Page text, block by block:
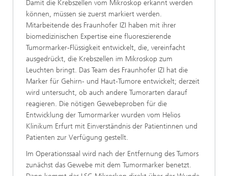
Damit die Krebszellen vom Mikroskop erkannt werden
können, müssen sie zuerst markiert werden.
Mitarbeitende des Fraunhofer IZI haben mit ihrer
biomedizinischen Expertise eine fluoreszierende
Tumormarker-Flüssigkeit entwickelt, die, vereinfacht
ausgedrückt, die Krebszellen im Mikroskop zum
Leuchten bringt. Das Team des Fraunhofer IZI hat die
Marker für Gehirn- und Haut-Tumore entwickelt; derzeit
wird untersucht, ob auch andere Tumorarten darauf
reagieren. Die nötigen Gewebeproben für die
Entwicklung der Tumormarker wurden vom Helios
Klinikum Erfurt mit Einverständnis der Patientinnen und
Patienten zur Verfügung gestellt.
Im Operationssaal wird nach der Entfernung des Tumors
zunächst das Gewebe mit dem Tumormarker benetzt.